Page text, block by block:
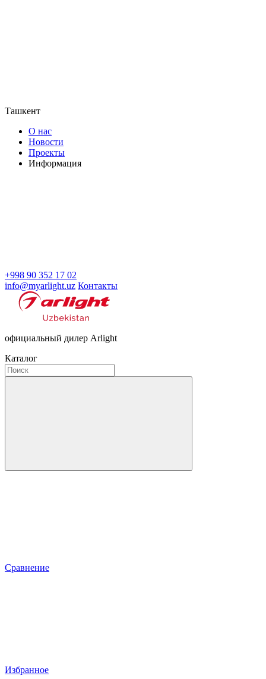
Ташкент
О нас
Новости
Проекты
Информация
+998 90 352 17 02
info@myarlight.uz Контакты
официальный дилер Arlight
Каталог
Сравнение
Избранное